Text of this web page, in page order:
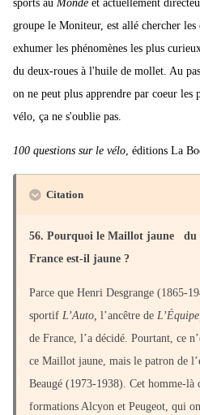
sports au Monde et actuellement
groupe le Moniteur, est allé chercher les
exhumer les phénomènes les plus
du deux-roues à l'huile de mollet. Au
on ne peut plus apprendre par coeur les
vélo, ça ne s'oublie pas.
100 questions sur le vélo, éditions La
Citation
56. Pourquoi le Maillot jaune du
France est-il jaune ?
Parce que Henri Desgrange (1865-
sportif L’Auto, l’ancêtre de
de France, l’a décidé. Pourtant, ce
ce Maillot jaune, mais le patron de
Beaugé (1973-1938). Cet homme-
formations Alcyon et Peugeot, qui